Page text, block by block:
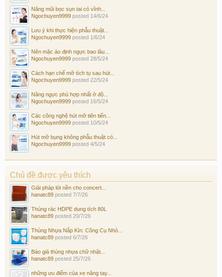
Nâng mũi bọc sụn tai có vĩnh...
Ngochuyen9999 posted 14/6/24
Lưu ý khi thực hiện phẫu thuật...
Ngochuyen9999 posted 1/6/24
Nên mặc áo định ngực bao lâu...
Ngochuyen9999 posted 28/5/24
Cách hạn chế mỡ tích tụ sau hút...
Ngochuyen9999 posted 22/5/24
Nâng ngực phù hợp nhất ở độ...
Ngochuyen9999 posted 16/5/24
Các công nghệ hút mỡ tiên tiến...
Ngochuyen9999 posted 10/5/24
Hút mỡ bụng không phẫu thuật có...
Ngochuyen9999 posted 4/5/24
Chủ đề được yêu thích
Giải pháp lót nền cho concert...
hanatc89 posted 7/7/26
Thùng rác HDPE dung tích 80L
hanatc89 posted 20/7/26
Thùng Nhựa Nắp Kín: Công Cụ Nhỏ...
hanatc89 posted 6/7/26
Báo giá thùng nhựa chữ nhật...
hanatc89 posted 25/7/26
những ưu điểm của xe nâng tay...